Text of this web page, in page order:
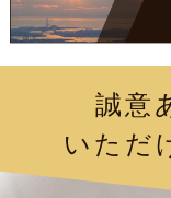
誠意
いただ